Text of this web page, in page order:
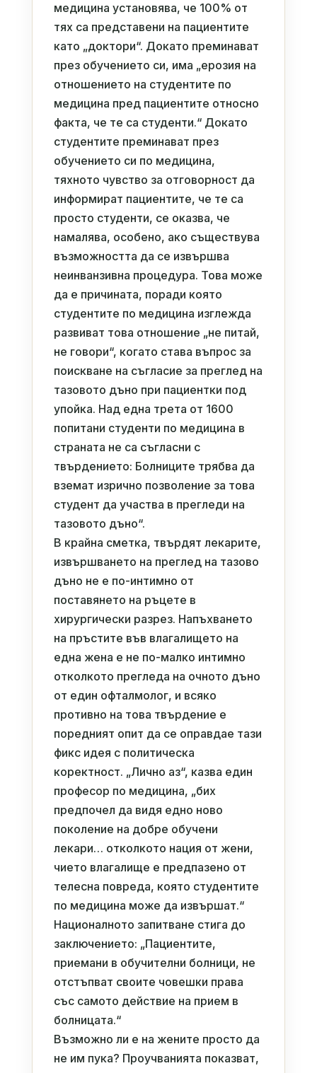
медицина установява, че 100% от
тях са представени на пациентите
като „доктори“. Докато преминават
през обучението си, има „ерозия на
отношението на студентите по
медицина пред пациентите относно
факта, че те са студенти.“ Докато
студентите преминават през
обучението си по медицина,
тяхното чувство за отговорност да
информират пациентите, че те са
просто студенти, се оказва, че
намалява, особено, ако съществува
възможността да се извършва
неинванзивна процедура. Това може
да е причината, поради която
студентите по медицина изглежда
развиват това отношение „не питай,
не говори“, когато става въпрос за
поискване на съгласие за преглед на
тазовото дъно при пациентки под
упойка. Над една трета от 1600
попитани студенти по медицина в
страната не са съгласни с
твърдението: Болниците трябва да
вземат изрично позволение за това
студент да участва в прегледи на
тазовото дъно“.
В крайна сметка, твърдят лекарите,
извършването на преглед на тазово
дъно не е по-интимно от
поставянето на ръцете в
хирургически разрез. Напъхването
на пръстите във влагалището на
една жена е не по-малко интимно
отколкото прегледа на очното дъно
от един офталмолог, и всяко
противно на това твърдение е
поредният опит да се оправдае тази
фикс идея с политическа
коректност. „Лично аз“, казва един
професор по медицина, „бих
предпочел да видя едно ново
поколение на добре обучени
лекари… отколкото нация от жени,
чието влагалище е предпазено от
телесна повреда, която студентите
по медицина може да извършат.“
Националното запитване стига до
заключението: „Пациентите,
приемани в обучителни болници, не
отстъпват своите човешки права
със самото действие на прием в
болницата.“
Възможно ли е на жените просто да
не им пука? Проучванията показват,